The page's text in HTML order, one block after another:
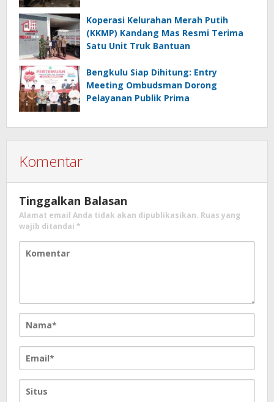
Koperasi Kelurahan Merah Putih
(KKMP) Kandang Mas Resmi Terima
Satu Unit Truk Bantuan
Bengkulu Siap Dihitung: Entry
Meeting Ombudsman Dorong
Pelayanan Publik Prima
Komentar
Tinggalkan Balasan
Alamat email Anda tidak akan dipublikasikan. Ruas yang
wajib ditandai *